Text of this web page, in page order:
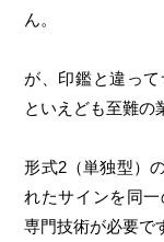
ん。
が、印鑑と違っ
といえども至難の
形式2（単独型）
れたサインを同
専門技術が必要で